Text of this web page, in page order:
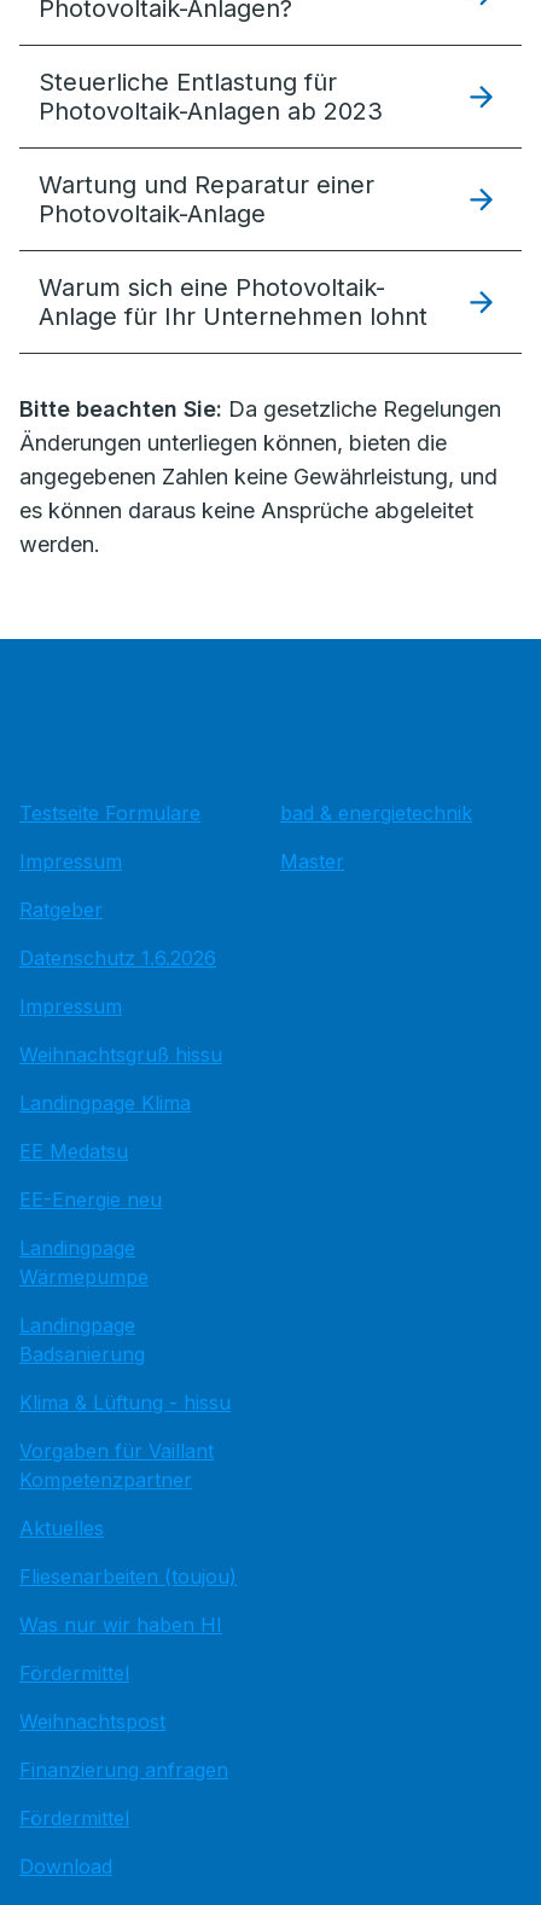
Photovoltaik-Anlagen?
Steuerliche Entlastung für
Photovoltaik-Anlagen ab 2023
Wartung und Reparatur einer
Photovoltaik-Anlage
Warum sich eine Photovoltaik-
Anlage für Ihr Unternehmen lohnt
Bitte beachten Sie: Da gesetzliche Regelungen
Änderungen unterliegen können, bieten die
angegebenen Zahlen keine Gewährleistung, und
es können daraus keine Ansprüche abgeleitet
werden.
Testseite Formulare
Impressum
Ratgeber
Datenschutz 1.6.2026
Impressum
Weihnachtsgruß hissu
Landingpage Klima
EE Medatsu
EE-Energie neu
Landingpage
Wärmepumpe
Landingpage
Badsanierung
Klima & Lüftung - hissu
Vorgaben für Vaillant
Kompetenzpartner
Aktuelles
Fliesenarbeiten (toujou)
Was nur wir haben HI
Fördermittel
Weihnachtspost
Finanzierung anfragen
Fördermittel
Download
bad & energietechnik
Master